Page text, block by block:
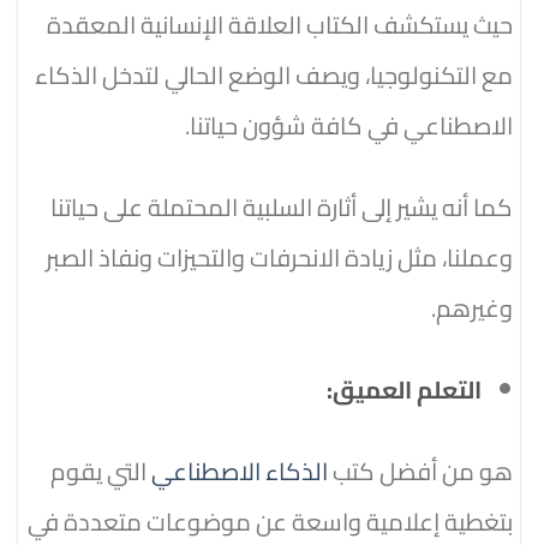
حيث يستكشف الكتاب العلاقة الإنسانية المعقدة
مع التكنولوجيا، ويصف الوضع الحالي لتدخل الذكاء
الاصطناعي في كافة شؤون حياتنا.
كما أنه يشير إلى أثارة السلبية المحتملة على حياتنا
وعملنا، مثل زيادة الانحرفات والتحيزات ونفاذ الصبر
وغيرهم.
التعلم العميق:
هو من أفضل كتبالذكاء الاصطناعيالتي يقوم
بتغطية إعلامية واسعة عن موضوعات متعددة في